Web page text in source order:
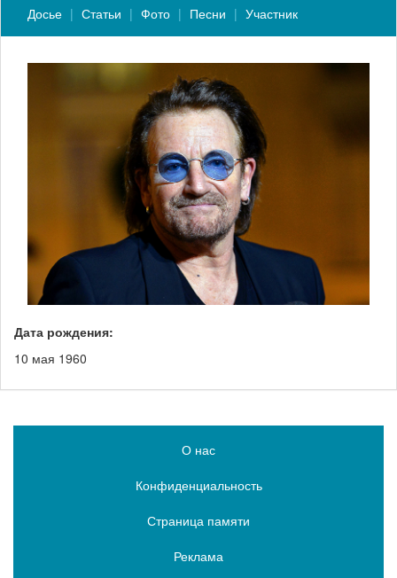
Досье Статьи Фото Песни Участник
Дата рождения:
10 мая 1960
О нас
Конфиденциальность
Страница памяти
Реклама